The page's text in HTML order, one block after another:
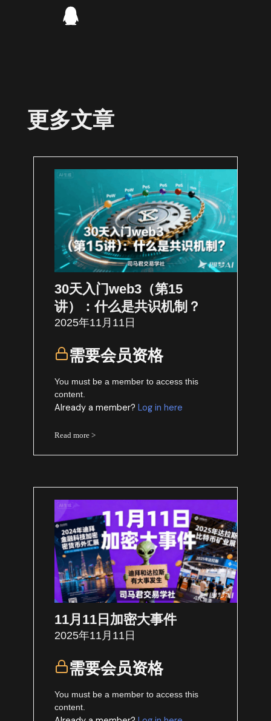
更多文章
30天入门web3（第15
讲）：什么是共识机制？
2025年11月11日
需要会员资格
You must be a member to access this
content.
Already a member?Log in here
Read more >
11月11日加密大事件
2025年11月11日
需要会员资格
You must be a member to access this
content.